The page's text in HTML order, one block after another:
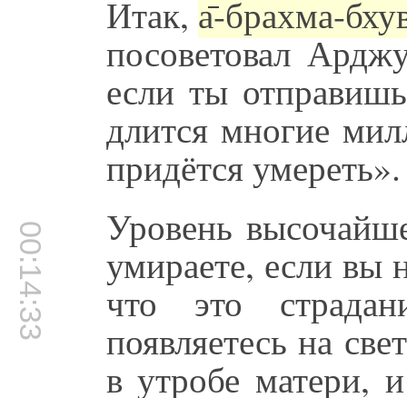
Итак, а̄-брахма-
посоветовал
если ты
длится многие
придётся умереть».
00:14:33 Уровень
умираете, если вы
что это
появляетесь на
в утробе матери,